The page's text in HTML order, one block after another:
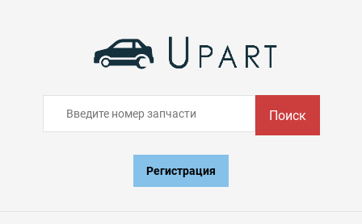
Поиск
Регистрация